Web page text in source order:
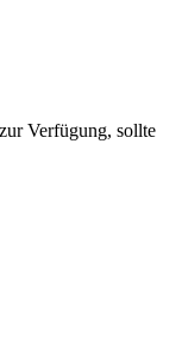
Verfügung, sollte